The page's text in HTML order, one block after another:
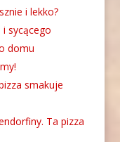
i lekko?
i sycącego
domu
smakuje
Ta pizza